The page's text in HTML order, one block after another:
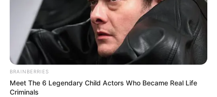
ΙΡΙΔΙΖΟΝΤΕΣ ΘΩΡΑΚΕΣ ΠΟΛΕΜΙΣΤΩΝ
ΑΝΤΑΝΑΚΛΟΥΝ ΤΟ ΦΩΣ ΣΤΟ ΣΤΕΡΕΩΜΑ
ΚΑΙ ΣΦΡΑΓΙΖΟΥΝ ΤΗΝ ΝΥΧΤΑ.
Δευτέρα, 24 Μαΐου 2021, 14:02
ΤΟ ΦΩΣ ΗΡΘΕ ΓΙΑ ΝΑ...
BRAINBERRIES
Meet The 6 Legendary Child Actors Who Became Real Life
Criminals